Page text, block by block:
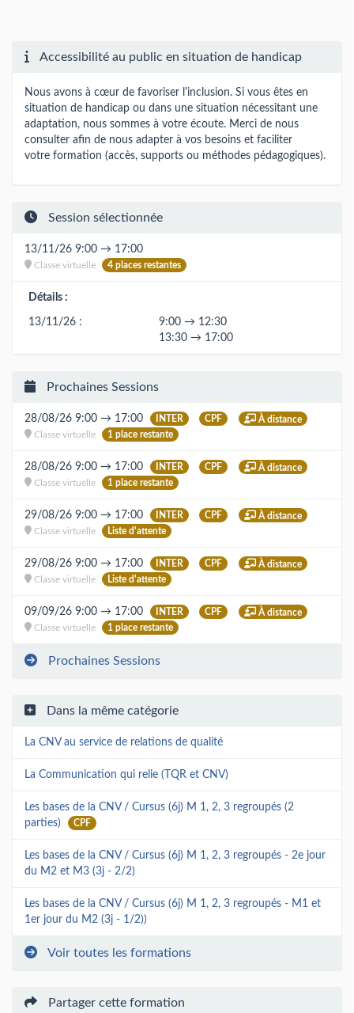
Accessibilité au public en situation de handicap
Nous avons à cœur de favoriser l'inclusion. Si vous êtes en
situation de handicap ou dans une situation nécessitant une
adaptation, nous sommes à votre écoute. Merci de nous
consulter afin de nous adapter à vos besoins et faciliter
votre formation (accès, supports ou méthodes pédagogiques).
Session sélectionnée
13/11/26 9:00 → 17:00
Classe virtuelle 4 places restantes
Détails :
13/11/26 :
9:00 → 12:30
13:30 → 17:00
Prochaines Sessions
28/08/26 9:00 → 17:00 INTER CPF
À distance
Classe virtuelle
1 place restante
28/08/26 9:00 → 17:00 INTER CPF
À distance
Classe virtuelle
1 place restante
29/08/26 9:00 → 17:00 INTER CPF
À distance
Classe virtuelle
Liste d'attente
29/08/26 9:00 → 17:00 INTER CPF
À distance
Classe virtuelle
Liste d'attente
09/09/26 9:00 → 17:00 INTER CPF
À distance
Classe virtuelle
1 place restante
Prochaines Sessions
Dans la même catégorie
La CNV au service de relations de qualité
La Communication qui relie (TQR et CNV)
Les bases de la CNV / Cursus (6j) M 1, 2, 3 regroupés (2
parties)
CPF
Les bases de la CNV / Cursus (6j) M 1, 2, 3 regroupés - 2e jour
du M2 et M3 (3j - 2/2)
Les bases de la CNV / Cursus (6j) M 1, 2, 3 regroupés - M1 et
1er jour du M2 (3j - 1/2))
Voir toutes les formations
Partager cette formation